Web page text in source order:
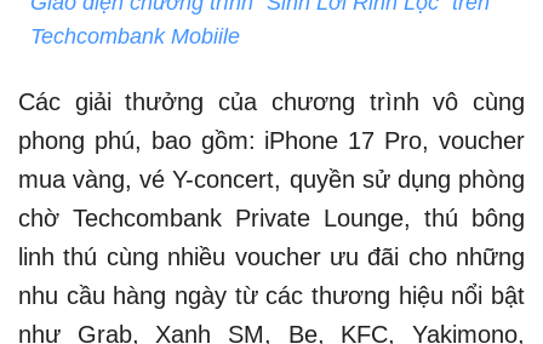
Techcombank Mobiile
Các giải thưởng của chương trình vô cùng
phong phú, bao gồm: iPhone 17 Pro, voucher
mua vàng, vé Y-concert, quyền sử dụng phòng
chờ Techcombank Private Lounge, thú bông
linh thú cùng nhiều voucher ưu đãi cho những
nhu cầu hàng ngày từ các thương hiệu nổi bật
như Grab, Xanh SM, Be, KFC, Yakimono,